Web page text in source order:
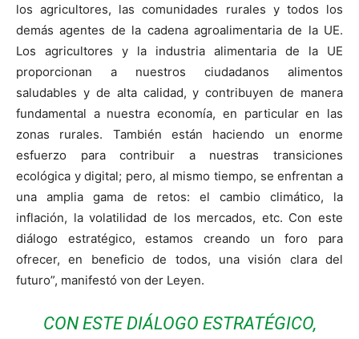
los agricultores, las comunidades rurales y todos los
demás agentes de la cadena agroalimentaria de la UE.
Los agricultores y la industria alimentaria de la UE
proporcionan a nuestros ciudadanos alimentos
saludables y de alta calidad, y contribuyen de manera
fundamental a nuestra economía, en particular en las
zonas rurales. También están haciendo un enorme
esfuerzo para contribuir a nuestras transiciones
ecológica y digital; pero, al mismo tiempo, se enfrentan a
una amplia gama de retos: el cambio climático, la
inflación, la volatilidad de los mercados, etc. Con este
diálogo estratégico, estamos creando un foro para
ofrecer, en beneficio de todos, una visión clara del
futuro”, manifestó von der Leyen.
CON ESTE DIÁLOGO ESTRATÉGICO,